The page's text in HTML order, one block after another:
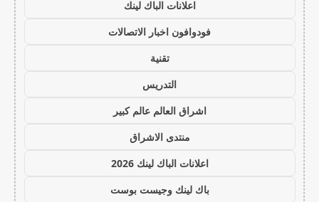
اعلانات الباك لينك
فودوافون اخبار الاتصالات
تقنية
التدريس
اشراق العالم عالم كبير
منتدى الاشراق
اعلانات الباك لينك 2026
باك لينك وجيست بوست